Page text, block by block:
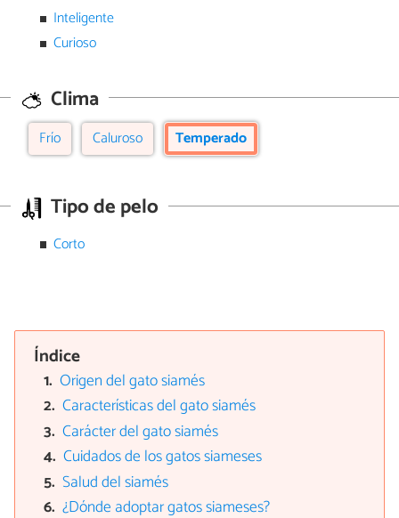
Inteligente
Curioso
Clima
Frío Caluroso Temperado
Tipo de pelo
Corto
Índice
Origen del gato siamés
Características del gato siamés
Carácter del gato siamés
Cuidados de los gatos siameses
Salud del siamés
¿Dónde adoptar gatos siameses?